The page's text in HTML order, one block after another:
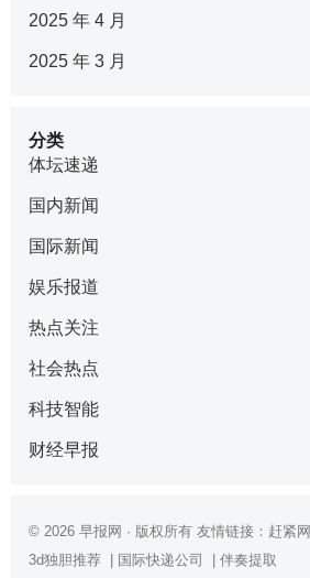
2025 年 4 月
2025 年 3 月
分类
体坛速递
国内新闻
国际新闻
娱乐报道
热点关注
社会热点
科技智能
财经早报
© 2026 早报网 · 版权所有 友情链接： 赶紧网
3d独胆推荐| 国际快递公司 伴奏提取